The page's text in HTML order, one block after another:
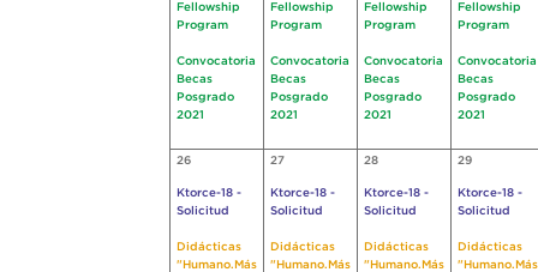
Fellowship
Program
Convocatoria
Becas
Posgrado
2021
Fellowship
Program
Convocatoria
Becas
Posgrado
2021
Fellowship
Program
Convocatoria
Becas
Posgrado
2021
Fellowship
Program
Convocatoria
Becas
Posgrado
2021
26
Ktorce-18 -
Solicitud
Didácticas
"Humano.Más
27
Ktorce-18 -
Solicitud
Didácticas
"Humano.Más
28
Ktorce-18 -
Solicitud
Didácticas
"Humano.Más
29
Ktorce-18 -
Solicitud
Didácticas
"Humano.Más